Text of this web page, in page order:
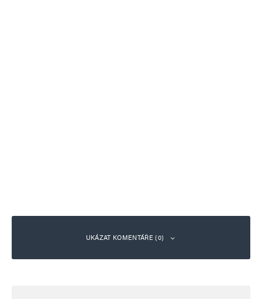
UKÁZAT KOMENTÁŘE (0)